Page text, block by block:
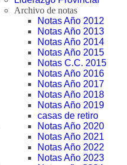
Archivo de notas
Notas Año 2012
Notas Año 2013
Notas Año 2014
Notas Año 2015
Notas C.C. 2015
Notas Año 2016
Notas Año 2017
Notas Año 2018
Notas Año 2019
casas de retiro
Notas Año 2020
Notas Año 2021
Notas Año 2022
Notas Año 2023